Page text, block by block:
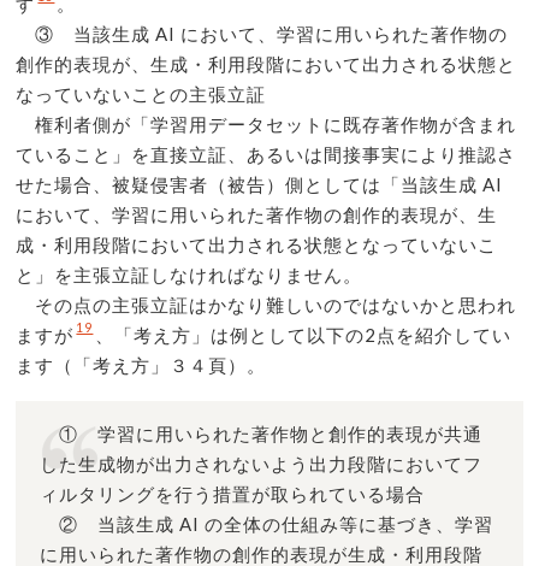
③ 当該生成 AI において、学習に用いられた著作物の
創作的表現が、生成・利用段階において出力される状態と
なっていないことの主張立証
権利者側が「学習用データセットに既存著作物が含まれ
ていること」を直接立証、あるいは間接事実により推認さ
せた場合、被疑侵害者（被告）側としては「当該生成 AI
において、学習に用いられた著作物の創作的表現が、生
成・利用段階において出力される状態となっていないこ
と」を主張立証しなければなりません。
その点の主張立証はかなり難しいのではないかと思われ
ますが 19
、「考え方」は例として以下の2点を紹介してい
ます（「考え方」３４頁）。
① 学習に用いられた著作物と創作的表現が共通
した生成物が出力されないよう出力段階においてフ
ィルタリングを行う措置が取られている場合
② 当該生成 AI の全体の仕組み等に基づき、学習
に用いられた著作物の創作的表現が生成・利用段階